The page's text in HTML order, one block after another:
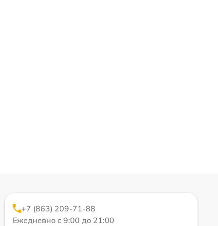
+7 (863) 209-71-88
Ежедневно с 9:00 до 21:00